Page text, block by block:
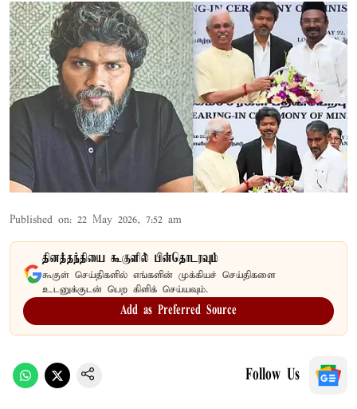
Published on: 22 May 2026, 7:52 am
தினத்தந்தியை கூகுளில் பின்தொடரவும்
கூகுள் செய்திகளில் எங்களின் முக்கியச் செய்திகளை
உடனுக்குடன் பெற கிளிக் செய்யவும்.
Add as Preferred Source
Follow Us